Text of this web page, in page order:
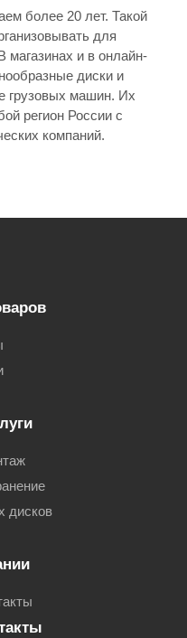
более 20 лет. Такой
для
магазинах и в онлайн-
диски и
грузовых машин. Их
регион России с
компаний.
дисков